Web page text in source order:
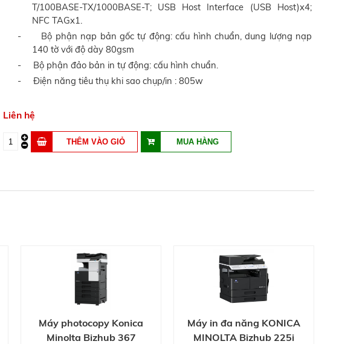
T/100BASE-TX/1000BASE-T; USB Host Interface (USB Host)x4;
NFC TAGx1.
-
Bộ phận nạp bản gốc tự động: cấu hình chuẩn, dung lượng nạp
140 tờ với độ dày 80gsm
-
Bộ phận đảo bản in tự động: cấu hình chuẩn.
-
Điện năng tiêu thụ khi sao chụp/in : 805w
Liên hệ
Máy photocopy Konica
Minolta Bizhub 367
Máy in đa năng KONICA
MINOLTA Bizhub 225i